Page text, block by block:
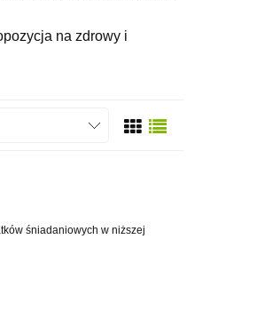
na zdrowy i
śniadaniowych w niższej